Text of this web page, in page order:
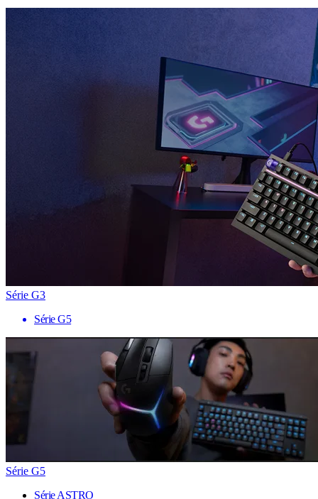
Série G3
Série G5
Série G5
Série ASTRO